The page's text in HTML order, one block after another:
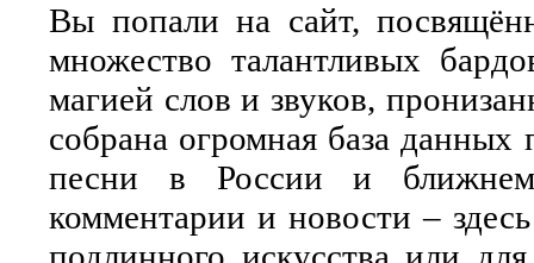
Вы попали на сайт,
множество талантливых
магией слов и звуков,
собрана огромная база
песни в России и ближнем
комментарии и новости –